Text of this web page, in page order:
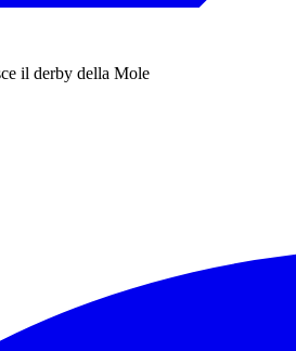
il derby della Mole